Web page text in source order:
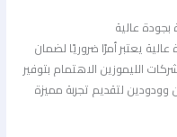
عالية
يعتبر أمرًا ضروريًا لضمان
الليموزين الاهتمام بتوفير
لتقديم تجربة مميزة